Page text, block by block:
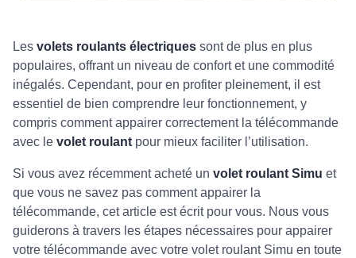
Les volets roulants électriques sont de plus en plus
populaires, offrant un niveau de confort et une commodité
inégalés. Cependant, pour en profiter pleinement, il est
essentiel de bien comprendre leur fonctionnement, y
compris comment appairer correctement la télécommande
avec le volet roulant pour mieux faciliter l’utilisation.
Si vous avez récemment acheté un volet roulant Simu et
que vous ne savez pas comment appairer la
télécommande, cet article est écrit pour vous. Nous vous
guiderons à travers les étapes nécessaires pour appairer
votre télécommande avec votre volet roulant Simu en toute